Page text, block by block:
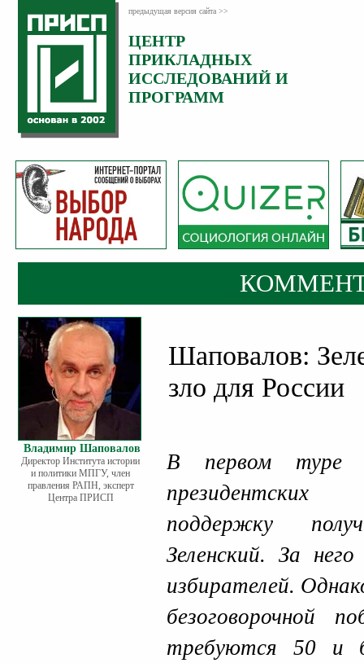
предыдущая версия сайта >>
ЦЕНТР
ПРИКЛАДНЫХ
ИССЛЕДОВАНИЙ И
ПРОГРАММ
Владимир Шаповалов
Директор Института истории
и политики МПГУ, член
правления РАПН, эксперт
Центра ПРИСП
Шаповалов:
зло для России
В первом туре
поддержку
Зеленский. За
избирателей.
безоговорочной
требуются 50 и
Категория:
Комментарии